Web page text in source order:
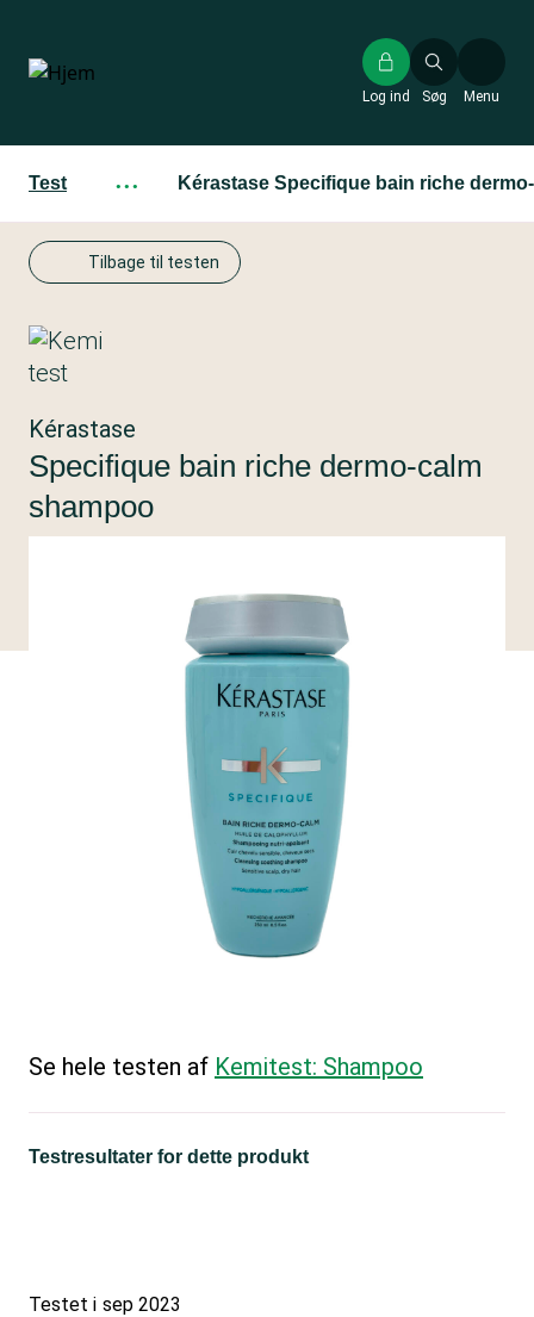
hovedindhold
Søg
Log ind Menu
Test ··· Kérastase Specifique bain riche
Tilbage til testen
Kérastase
Specifique bain riche dermo-calm
shampoo
Se hele testen af Kemitest: Shampoo
Testresultater for dette produkt
Testet i sep 2023